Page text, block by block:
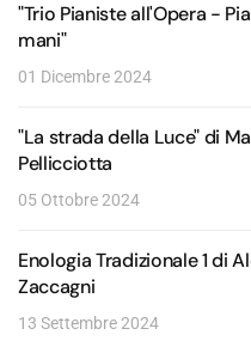
"Trio Pianiste all'Opera -
mani"
01 Dicembre 2024
"La strada della Luce" di
Pellicciotta
05 Ottobre 2024
Enologia Tradizionale 1 di
Zaccagni
13 Settembre 2024